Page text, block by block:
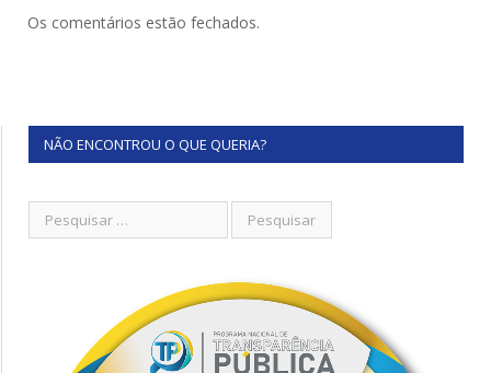
Os comentários estão fechados.
NÃO ENCONTROU O QUE QUERIA?